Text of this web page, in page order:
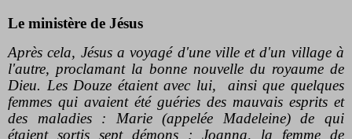
Le ministère de Jésus
Après cela, Jésus a voyagé d'une ville et d'un village à
l'autre, proclamant la bonne nouvelle du royaume de
Dieu. Les Douze étaient avec lui,
ainsi que quelques
femmes qui avaient été guéries des mauvais esprits et
des maladies : Marie (appelée Madeleine) de qui
étaient sortis sept démons ; Joanna, la femme de